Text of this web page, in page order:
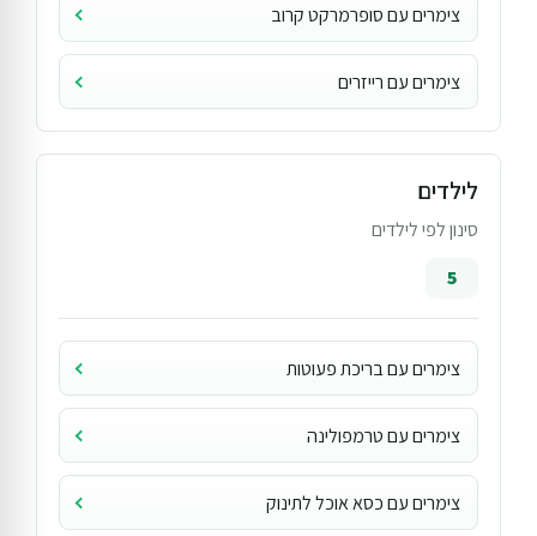
צימרים עם סופרמרקט קרוב
צימרים עם רייזרים
לילדים
סינון לפי לילדים
5
צימרים עם בריכת פעוטות
צימרים עם טרמפולינה
צימרים עם כסא אוכל לתינוק